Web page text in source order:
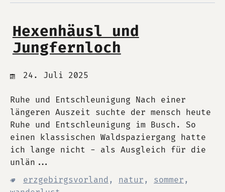
Hexenhäusl und
Jungfernloch
24. Juli 2025
Ruhe und Entschleunigung Nach einer
längeren Auszeit suchte der mensch heute
Ruhe und Entschleunigung im Busch. So
einen klassischen Waldspaziergang hatte
ich lange nicht - als Ausgleich für die
unlän...
erzgebirgsvorland , natur , sommer ,